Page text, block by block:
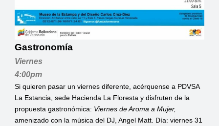
Gastronomía
Viernes
4:00pm
Si quieren pasar un viernes diferente, acérquense a PDVSA
La Estancia, sede Hacienda La Floresta y disfruten de la
propuesta gastronómica: Viernes de Aroma a Mujer,
amenizado con la música del DJ, Angel Matt. Día: viernes 31